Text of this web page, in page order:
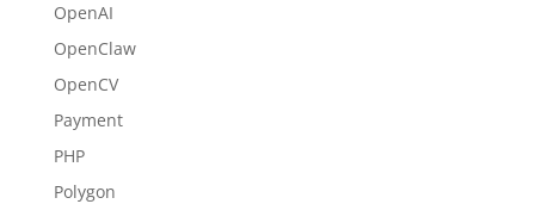
OpenAI
OpenClaw
OpenCV
Payment
PHP
Polygon